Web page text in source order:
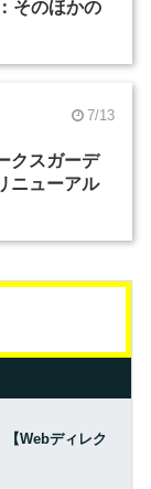
そのほかの
7/13
クスガーデ
ニューアル
【Webディレク